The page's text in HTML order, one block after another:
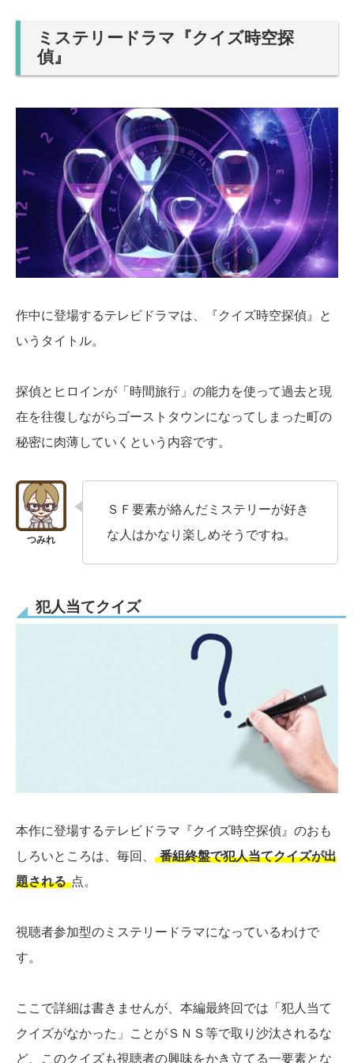
ミステリードラマ『クイズ時空探
偵』
作中に登場するテレビドラマは、『クイズ時空探偵』と
いうタイトル。
探偵とヒロインが「時間旅行」の能力を使って過去と現
在を往復しながらゴーストタウンになってしまった町の
秘密に肉薄していくという内容です。
ＳＦ要素が絡んだミステリーが好き
な人はかなり楽しめそうですね。
犯人当てクイズ
本作に登場するテレビドラマ『クイズ時空探偵』のおも
しろいところは、毎回、
番組終盤で犯人当てクイズが出
題される 点。
視聴者参加型のミステリードラマになっているわけで
す。
ここで詳細は書きませんが、本編最終回では「犯人当て
クイズがなかった」ことがＳＮＳ等で取り沙汰されるな
ど、このクイズも視聴者の興味をかき立てる一要素とな